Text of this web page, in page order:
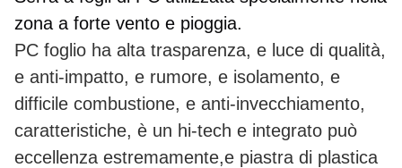
zona a forte vento e pioggia.
PC foglio ha alta trasparenza, e luce di qualità,
e anti-impatto, e rumore, e isolamento, e
difficile combustione, e anti-invecchiamento,
caratteristiche, è un hi-tech e integrato può
eccellenza estremamente,e piastra di plastica